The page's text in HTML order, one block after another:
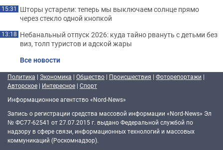
15:31 Шторы устарели: теперь мы выключаем солнце прямо
через стекло одной кнопкой
13:18 Небанальный отпуск 2026: куда тайно рвануть с детьми без
виз, толп туристов и адской жары
Все новости
Политика | Экономика | Общество | Происшествия | Фоторепортажи |
Авторское | Интересное | Спорт
Информационное агентство «Nord-News»
Запись о регистрации средства массовой информации «Nord-News» Эл
№ ФС77-62541 от 27.07.2015 г. выдано Федеральной службой по
надзору в сфере связи, информационных технологий и массовых
коммуникаций (Роскомнадзор).